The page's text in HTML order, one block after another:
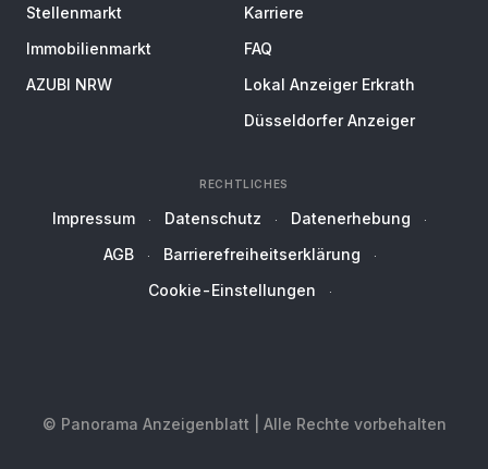
Stellenmarkt
Immobilienmarkt
AZUBI NRW
Karriere
FAQ
Lokal Anzeiger Erkrath
Düsseldorfer Anzeiger
RECHTLICHES
Impressum Datenschutz
Datenerhebung
AGB
Barrierefreiheitserklärung
Cookie-Einstellungen
© Panorama Anzeigenblatt | Alle Rechte vorbehalten